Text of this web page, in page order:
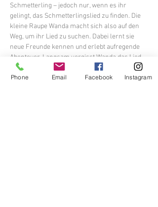
Schmetterling – jedoch nur, wenn es ihr
gelingt, das Schmetterlingslied zu finden. Die
kleine Raupe Wanda macht sich also auf den
Weg, um ihr Lied zu suchen. Dabei lernt sie
neue Freunde kennen und erlebt aufregende
Abenteuer. Langsam vergisst Wanda das Lied
und warum sie eigentlich unterwegs ist. Bis sie
eines Tages in eine schlimme Falle gerät.
Phone Email Facebook Instagram